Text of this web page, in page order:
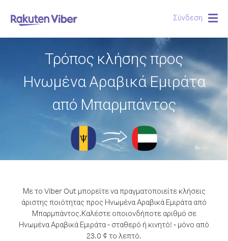
Σύνδεση
Τρόπος κλήσης προς
Ηνωμένα Αραβικά Εμιράτα
από Μπαρμπάντος
Με το Viber Out μπορείτε να πραγματοποιείτε κλήσεις
άριστης ποιότητας προς Ηνωμένα Αραβικά Εμιράτα από
Μπαρμπάντος.Καλέστε οποιονδήποτε αριθμό σε
Ηνωμένα Αραβικά Εμιράτα - σταθερό ή κινητό! - μόνο από
23.0 ¢ το λεπτό.